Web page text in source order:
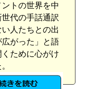
トの世界を中
代の手話通訳
人たちとの出
がった」と語
ために心がけ